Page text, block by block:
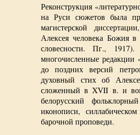
Реконструкция
на Руси сюжетов была
магистерской
Алексея человека Божия
словесности. Пг., 1917).
многочисленные
до поздних версий
духовный стих об
сложенный в XVII в. и
белорусский
иконописи,
барочной проповеди.